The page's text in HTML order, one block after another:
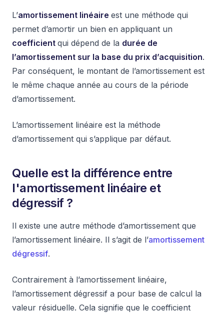
L’amortissement linéaire est une méthode qui
permet d’amortir un bien en appliquant un
coefficient qui dépend de la durée de
l’amortissement sur la base du prix d’acquisition.
Par conséquent, le montant de l’amortissement est
le même chaque année au cours de la période
d’amortissement.
L’amortissement linéaire est la méthode
d’amortissement qui s’applique par défaut.
Quelle est la différence entre
l'amortissement linéaire et
dégressif ?
Il existe une autre méthode d’amortissement que
l’amortissement linéaire. Il s’agit de l’amortissement
dégressif.
Contrairement à l’amortissement linéaire,
l’amortissement dégressif a pour base de calcul la
valeur résiduelle. Cela signifie que le coefficient